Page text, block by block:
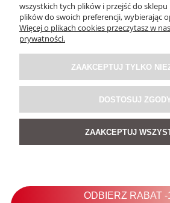
wszystkich tych plików i przejść do
plików do swoich preferencji, wybierając
Więcej o plikach cookies przeczytasz w
prywatności.
ZAAKCEPTUJ TYLKO
DOSTOSUJ
ZAAKCEPTUJ